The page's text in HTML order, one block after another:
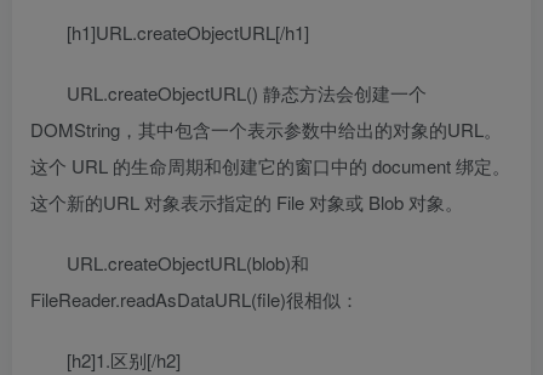
[h1]URL.createObjectURL[/h1]
URL.createObjectURL() 静态方法会创建一个
DOMString，其中包含一个表示参数中给出的对象的URL。
这个 URL 的生命周期和创建它的窗口中的 document 绑定。
这个新的URL 对象表示指定的 File 对象或 Blob 对象。
URL.createObjectURL(blob)和
FileReader.readAsDataURL(file)很相似：
[h2]1.区别[/h2]